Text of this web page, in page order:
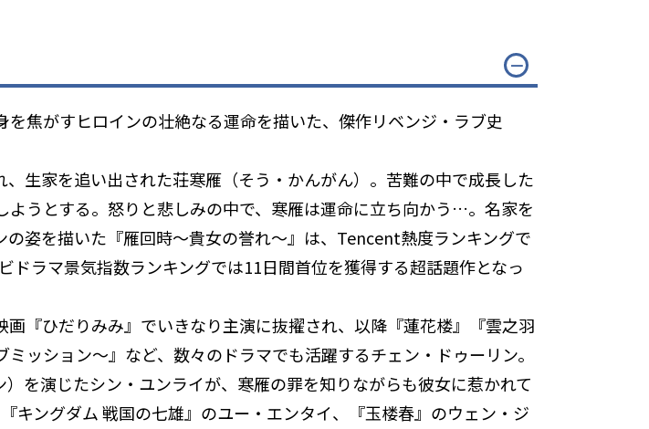
を焦がすヒロインの壮絶なる運命を描いた、傑作リベンジ・ラブ史
生家を追い出された荘寒雁（そう・かんがん）。苦難の中で成長した
うとする。怒りと悲しみの中で、寒雁は運命に立ち向かう…。名家を
姿を描いた『雁回時～貴女の誉れ～』は、Tencent熱度ランキングで
ラマ景気指数ランキングでは11日間首位を獲得する超話題作となっ
『ひだりみみ』でいきなり主演に抜擢され、以降『蓮花楼』『雲之羽
ッション～』など、数々のドラマでも活躍するチェン・ドゥーリン。
を演じたシン・ユンライが、寒雁の罪を知りながらも彼女に惹かれて
キングダム 戦国の七雄』のユー・エンタイ、『玉楼春』のウェン・ジ